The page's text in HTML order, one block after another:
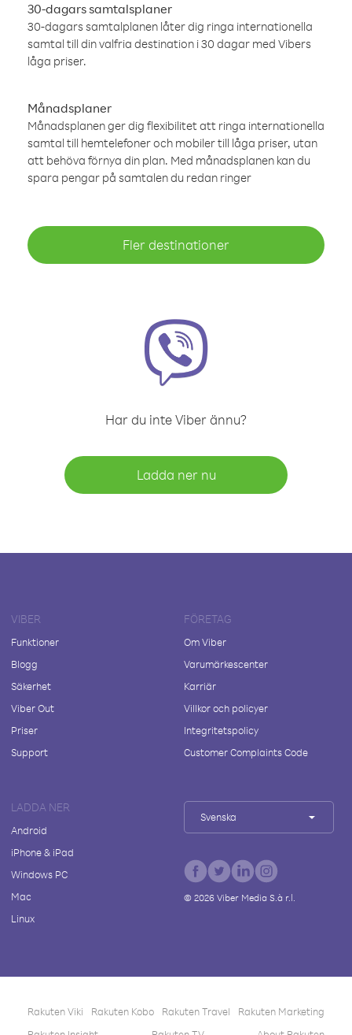
30-dagars samtalsplaner
30-dagars samtalplanen låter dig ringa internationella
samtal till din valfria destination i 30 dagar med Vibers
låga priser.
Månadsplaner
Månadsplanen ger dig flexibilitet att ringa internationella
samtal till hemtelefoner och mobiler till låga priser, utan
att behöva förnya din plan. Med månadsplanen kan du
spara pengar på samtalen du redan ringer
Fler destinationer
Har du inte Viber ännu?
Ladda ner nu
VIBER
Funktioner
Blogg
Säkerhet
Viber Out
Priser
Support
FÖRETAG
Om Viber
Varumärkescenter
Karriär
Villkor och policyer
Integritetspolicy
Customer Complaints Code
LADDA NER
Android
iPhone & iPad
Windows PC
Mac
Linux
Svenska
© 2026Viber Media S.à r.l.
Rakuten Viki Rakuten Kobo Rakuten Travel
Rakuten Marketing